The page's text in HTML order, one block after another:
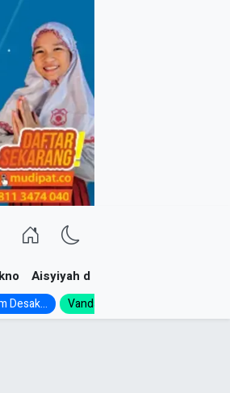
Aisyiyah dan NA
Desak... Vanda, Siswa SMK...